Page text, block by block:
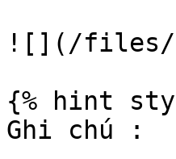
![](/files/-
{% hint
Ghi chú :